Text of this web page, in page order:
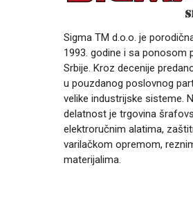
Sigma TM d.o.o. je
1993. godine i sa ponosom
Srbije. Kroz decenije
u pouzdanog poslovnog
velike industrijske sisteme.
delatnost je trgovina
elektroručnim alatima,
varilačkom opremom,
materijalima.